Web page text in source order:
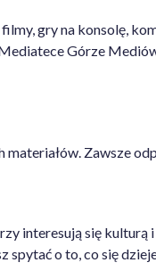
gry na konsolę,
Górze
Zawsze
interesują się kulturą
spytać o to, co się